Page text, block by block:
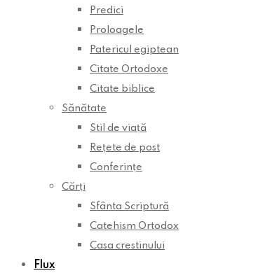
Predici
Proloagele
Patericul egiptean
Citate Ortodoxe
Citate biblice
Sănătate
Stil de viață
Rețete de post
Conferințe
Cărți
Sfânta Scriptură
Catehism Ortodox
Casa crestinului
Flux